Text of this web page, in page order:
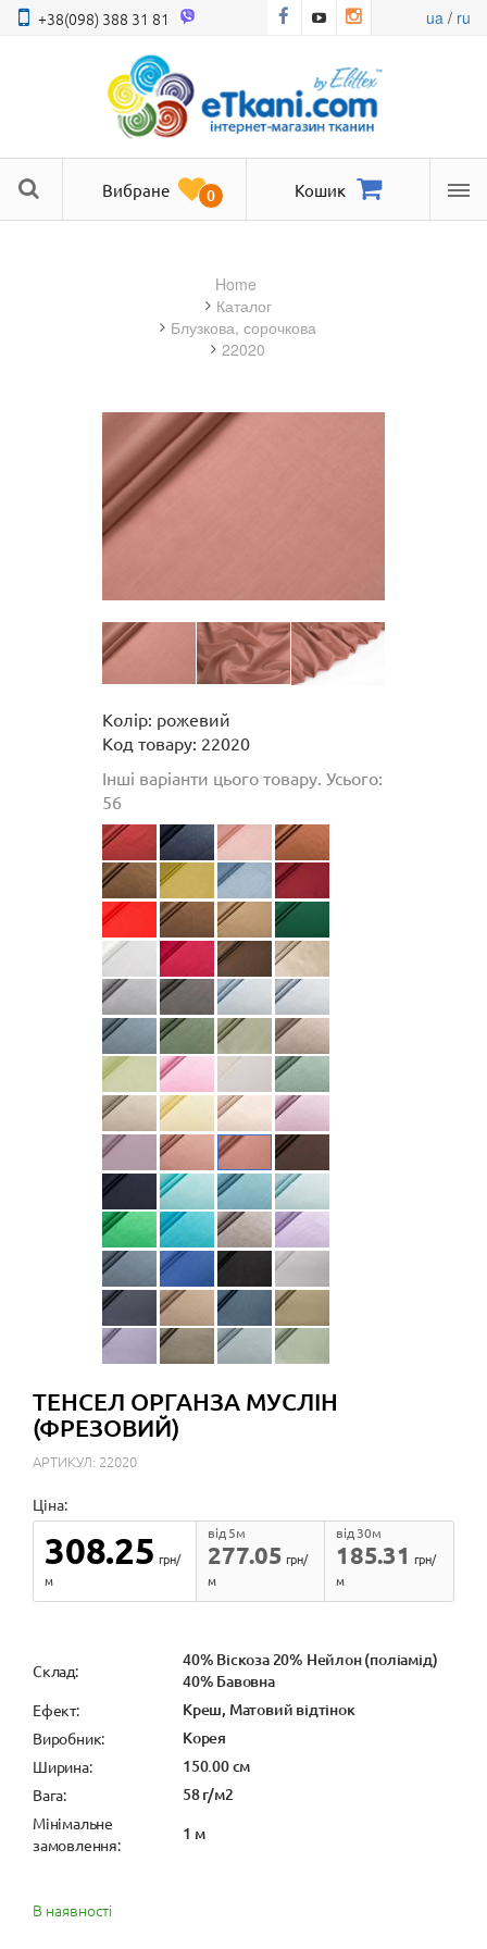
+38(098) 388 31 81 ua/ ru
Вибране 0 Кошик
Home
Каталог
блузкова, сорочкова
22020
Колір: рожевий
Код товару: 22020
Інші варіанти цього товару. Усього:
56
ТЕНСЕЛ ОРГАНЗА МУСЛІН
(ФРЕЗОВИЙ)
АРТИКУЛ: 22020
Ціна:
308.25 грн/
м
277.05
від 5м
грн/
м
185.31
від 30м
грн/
м
Cклад:
40% Віскоза 20% Нейлон (поліамід)
40% Бавовна
Ефект: Креш, Матовий відтінок
Виробник: Корея
Ширина: 150.00 см
Вага: 58 г/м2
Мінімальне
замовлення:
1 м
В наявності